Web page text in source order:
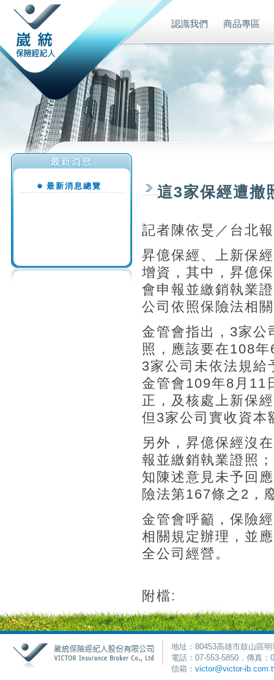
認識我們 商品專區
最新消息總覽 這3家保經遭
記者陳依旻／台北
昇億保經、上新保
增資，其中，昇億
會申報並繳銷執業
公司依照保險法相
金管會指出，3家公
照，應該要在108
3家公司未依法規給
金管會109年8月11
正，及核處上新保
但3家公司實收資本
另外，昇億保經沒
報並繳銷執業證照
知陳述意見未予回
險法第167條之2，
金管會呼籲，保險
相關規定辦理，並
全公司經營。
附檔:
地址：80453高雄市鼓山區
電話：07-553-5850．傳真
信箱： victor@victor-